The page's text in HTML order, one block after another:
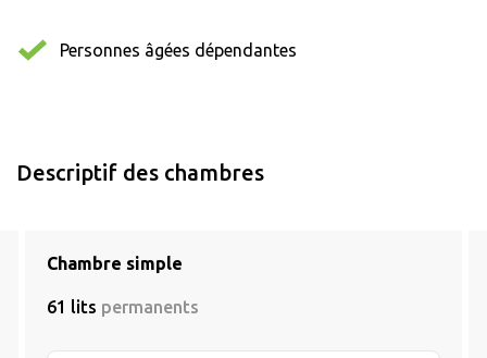
Personnes âgées dépendantes
Descriptif des chambres
Chambre simple
61 lits permanents